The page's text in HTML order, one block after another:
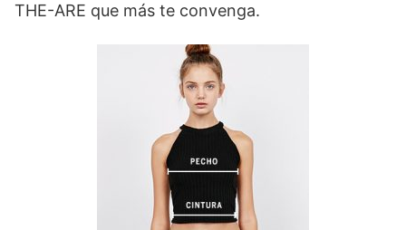
THE-ARE que más te convenga.